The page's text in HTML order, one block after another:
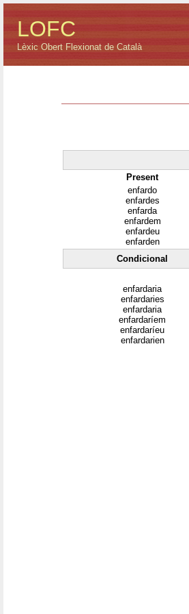
LOFC
Lèxic Obert Flexionat de Català
Present
enfardo
enfardes
enfarda
enfardem
enfardeu
enfarden
Condicional
enfardaria
enfardaries
enfardaria
enfardaríem
enfardaríeu
enfardarien